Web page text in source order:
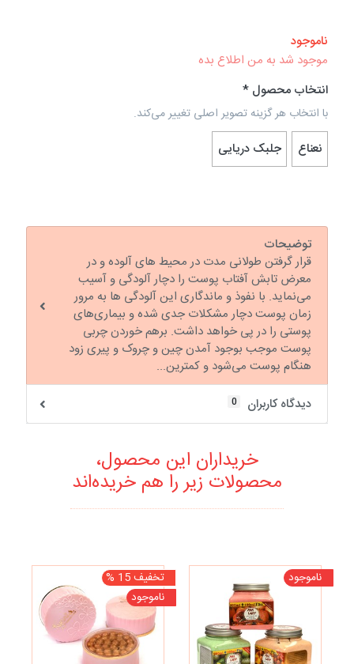
ناموجود
موجود شد به من اطلاع بده
انتخاب محصول
با انتخاب هر گزینه تصویر اصلی تغییر می‌کند.
نعناع جلبک دریایی
توضیحات
قرار گرفتن طولانی مدت در محیط های آلوده و در
معرض تابش آفتاب پوست را دچار آلودگی و آسیب
می‌نماید. با نفوذ و ماندگاری این آلودگی ها به مرور
زمان پوست دچار مشکلات جدی شده و بیماری‌های
پوستی را در پی خواهد داشت. برهم خوردن چربی
پوست موجب بوجود آمدن چین و چروک و پیری زود
هنگام پوست می‌شود و کمترین...
دیدگاه کاربران
0
خریداران این محصول،
محصولات زیر را هم خریده‌اند
ناموجود
تخفیف 15 %
ناموجود